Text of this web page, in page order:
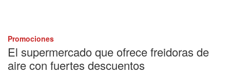
Promociones
El supermercado que ofrece freidoras de
aire con fuertes descuentos